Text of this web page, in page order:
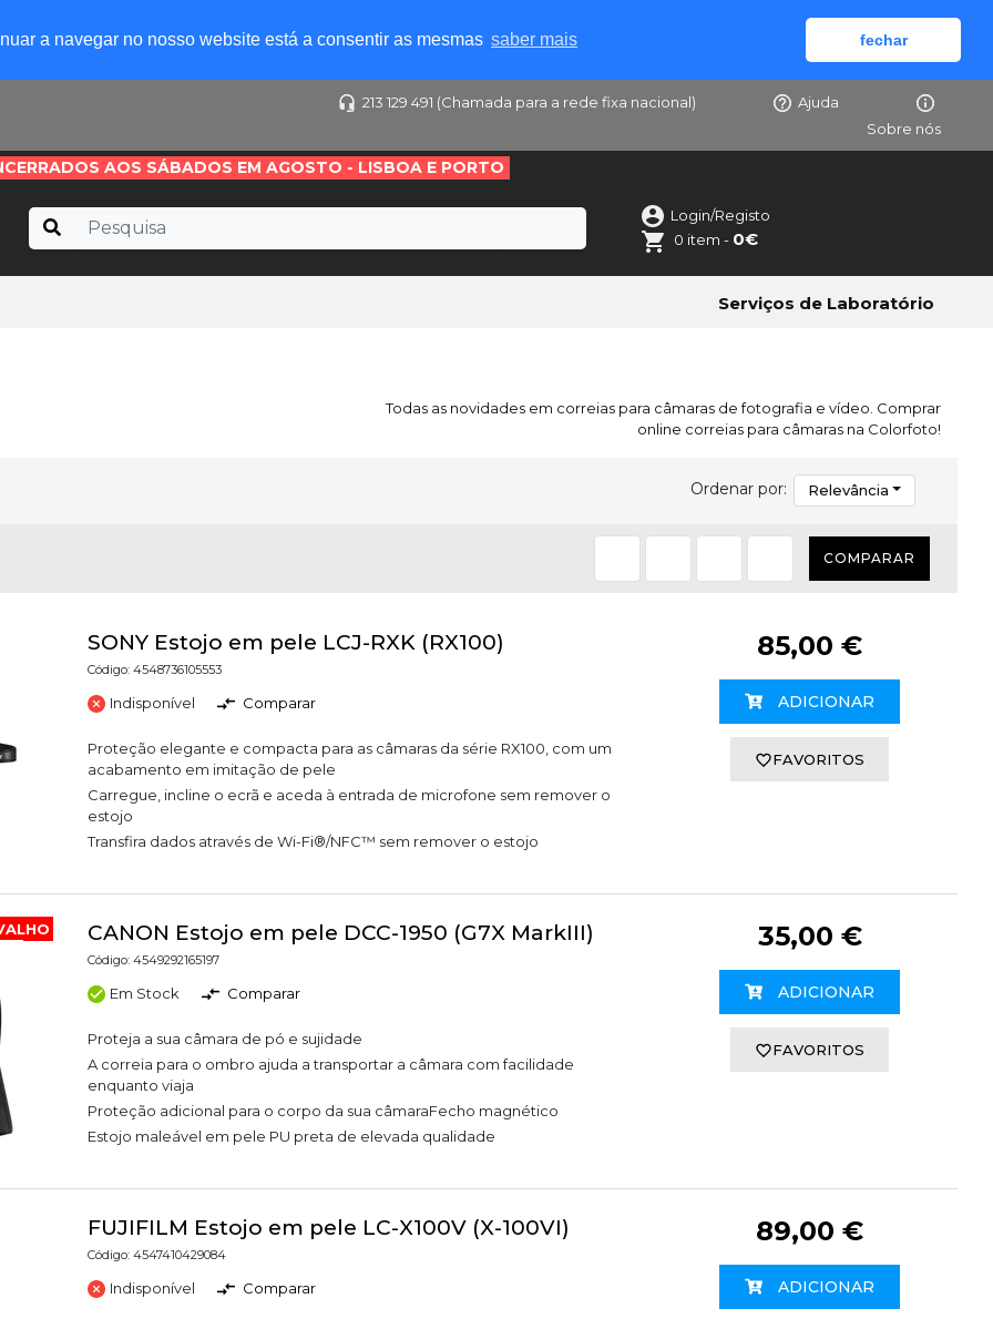
a navegar no nosso website está a consentir as mesmas saber mais fechar
213 129 491 (Chamada para a rede fixa nacional)
Ajuda
Sobre nós
AOS SÁBADOS EM AGOSTO - LISBOA E PORTO
Login/Registo
0 item - 0€
Serviços de Laboratório
Todas as novidades em correias para câmaras de fotografia e vídeo. Comprar
online correias para câmaras na Colorfoto!
Ordenar por: Relevância
COMPARAR
SONY Estojo em pele LCJ-RXK (RX100)
Código: 4548736105553
Indisponível Comparar
Proteção elegante e compacta para as câmaras da série RX100, com um
acabamento em imitação de pele
Carregue, incline o ecrã e aceda à entrada de microfone sem remover o
estojo
Transfira dados através de Wi-Fi®/NFC™ sem remover o estojo
85,00 €
ADICIONAR
FAVORITOS
CANON Estojo em pele DCC-1950 (G7X MarkIII)
Código: 4549292165197
Em Stock Comparar
Proteja a sua câmara de pó e sujidade
A correia para o ombro ajuda a transportar a câmara com facilidade
enquanto viaja
Proteção adicional para o corpo da sua câmaraFecho magnético
Estojo maleável em pele PU preta de elevada qualidade
35,00 €
ADICIONAR
FAVORITOS
FUJIFILM Estojo em pele LC-X100V (X-100VI)
Código: 4547410429084
Indisponível Comparar
89,00 €
ADICIONAR